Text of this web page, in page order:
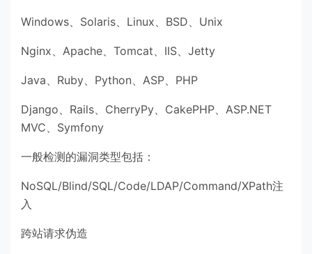
Windows、Solaris、Linux、BSD、Unix
Nginx、Apache、Tomcat、IIS、Jetty
Java、Ruby、Python、ASP、PHP
Django、Rails、CherryPy、CakePHP、ASP.NET
MVC、Symfony
一般检测的漏洞类型包括：
NoSQL/Blind/SQL/Code/LDAP/Command/XPath注
入
跨站请求伪造